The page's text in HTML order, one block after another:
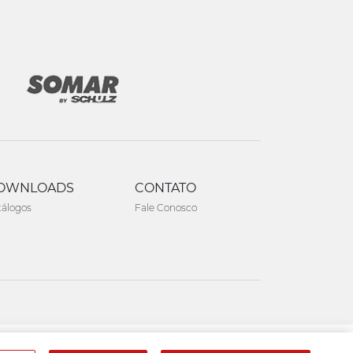
CONTATO
Fale Conosco